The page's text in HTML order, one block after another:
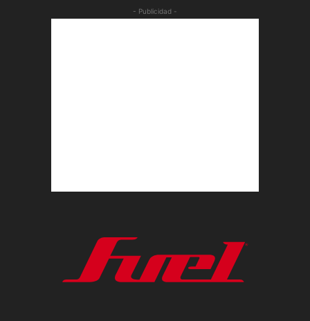
- Publicidad -